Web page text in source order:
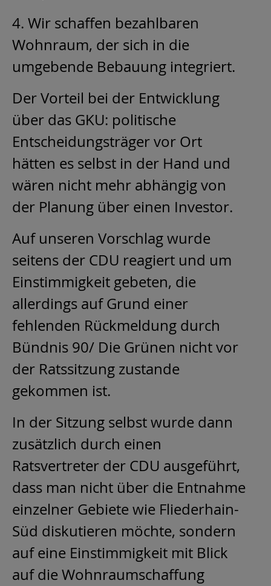
4. Wir schaffen bezahlbaren
Wohnraum, der sich in die
umgebende Bebauung integriert.
Der Vorteil bei der Entwicklung
über das GKU: politische
Entscheidungsträger vor Ort
hätten es selbst in der Hand und
wären nicht mehr abhängig von
der Planung über einen Investor.
Auf unseren Vorschlag wurde
seitens der CDU reagiert und um
Einstimmigkeit gebeten, die
allerdings auf Grund einer
fehlenden Rückmeldung durch
Bündnis 90/ Die Grünen nicht vor
der Ratssitzung zustande
gekommen ist.
In der Sitzung selbst wurde dann
zusätzlich durch einen
Ratsvertreter der CDU ausgeführt,
dass man nicht über die Entnahme
einzelner Gebiete wie Fliederhain-
Süd diskutieren möchte, sondern
auf eine Einstimmigkeit mit Blick
auf die Wohnraumschaffung